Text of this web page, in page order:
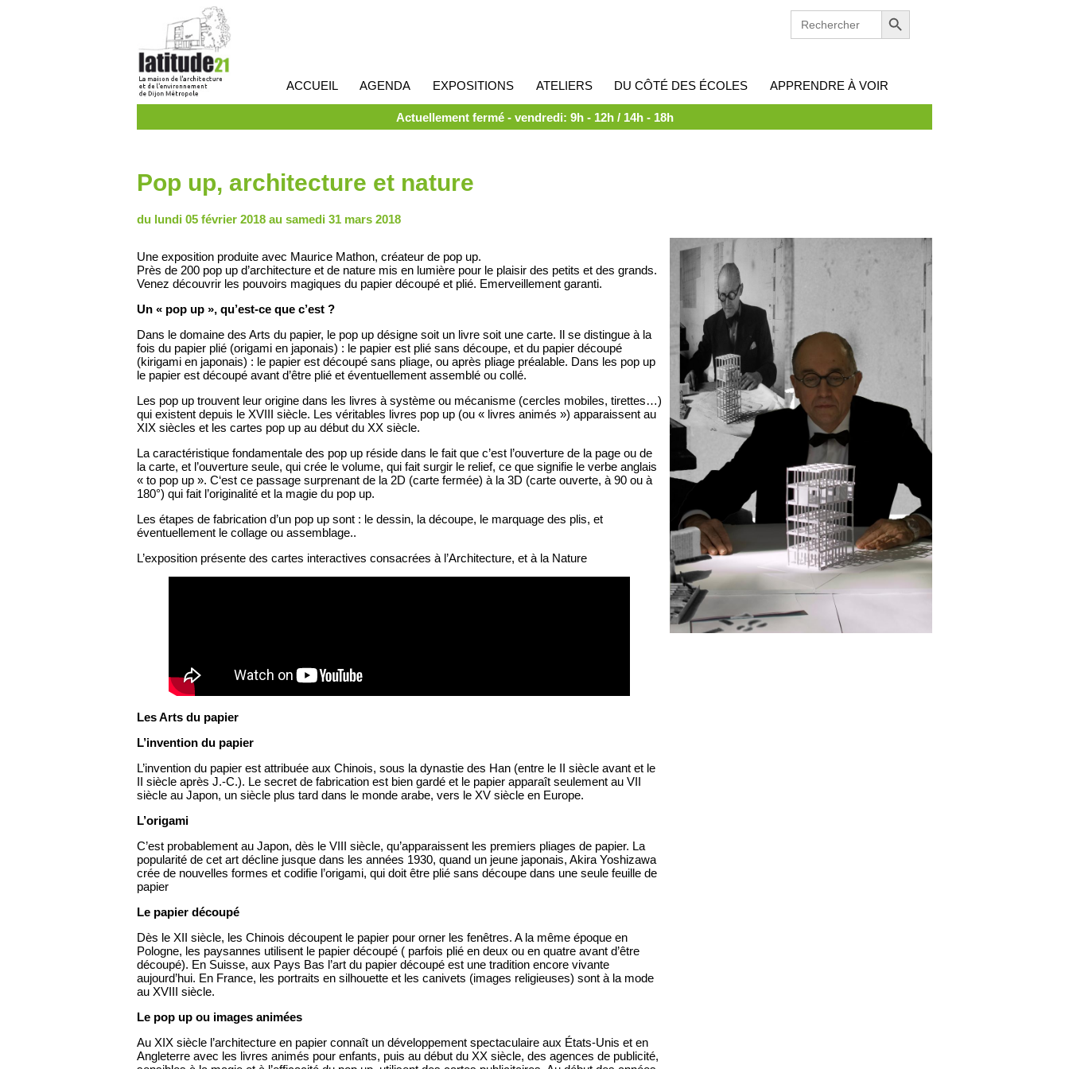
ACCUEIL AGENDA EXPOSITIONS ATELIERS DU CÔTÉ DES ÉCOLES APPRENDRE À VOIR
SEARCH
FOR:
Search Button
Actuellement fermé - vendredi: 9h - 12h / 14h - 18h
Pop up, architecture et nature
du lundi 05 février 2018 au samedi 31 mars 2018
Une exposition produite avec Maurice Mathon, créateur de pop up.
Près de 200 pop up d’architecture et de nature mis en lumière pour le plaisir des petits et des grands.
Venez découvrir les pouvoirs magiques du papier découpé et plié. Emerveillement garanti.
Un « pop up », qu’est-ce que c’est ?
Dans le domaine des Arts du papier, le pop up désigne soit un livre soit une carte. Il se distingue à la
fois du papier plié (origami en japonais) : le papier est plié sans découpe, et du papier découpé
(kirigami en japonais) : le papier est découpé sans pliage, ou après pliage préalable. Dans les pop up
le papier est découpé avant d’être plié et éventuellement assemblé ou collé.
Les pop up trouvent leur origine dans les livres à système ou mécanisme (cercles mobiles, tirettes…)
qui existent depuis le XVIII siècle. Les véritables livres pop up (ou « livres animés ») apparaissent au
XIX siècles et les cartes pop up au début du XX siècle.
La caractéristique fondamentale des pop up réside dans le fait que c’est l’ouverture de la page ou de
la carte, et l’ouverture seule, qui crée le volume, qui fait surgir le relief, ce que signifie le verbe anglais
« to pop up ». C‘est ce passage surprenant de la 2D (carte fermée) à la 3D (carte ouverte, à 90 ou à
180°) qui fait l’originalité et la magie du pop up.
Les étapes de fabrication d’un pop up sont : le dessin, la découpe, le marquage des plis, et
éventuellement le collage ou assemblage..
L’exposition présente des cartes interactives consacrées à l’Architecture, et à la Nature
Les Arts du papier
L’invention du papier
L’invention du papier est attribuée aux Chinois, sous la dynastie des Han (entre le II siècle avant et le
II siècle après J.-C.). Le secret de fabrication est bien gardé et le papier apparaît seulement au VII
siècle au Japon, un siècle plus tard dans le monde arabe, vers le XV siècle en Europe.
L’origami
C’est probablement au Japon, dès le VIII siècle, qu’apparaissent les premiers pliages de papier. La
popularité de cet art décline jusque dans les années 1930, quand un jeune japonais, Akira Yoshizawa
crée de nouvelles formes et codifie l’origami, qui doit être plié sans découpe dans une seule feuille de
papier
Le papier découpé
Dès le XII siècle, les Chinois découpent le papier pour orner les fenêtres. A la même époque en
Pologne, les paysannes utilisent le papier découpé ( parfois plié en deux ou en quatre avant d’être
découpé). En Suisse, aux Pays Bas l’art du papier découpé est une tradition encore vivante
aujourd’hui. En France, les portraits en silhouette et les canivets (images religieuses) sont à la mode
au XVIII siècle.
Le pop up ou images animées
Au XIX siècle l’architecture en papier connaît un développement spectaculaire aux États-Unis et en
Angleterre avec les livres animés pour enfants, puis au début du XX siècle, des agences de publicité,